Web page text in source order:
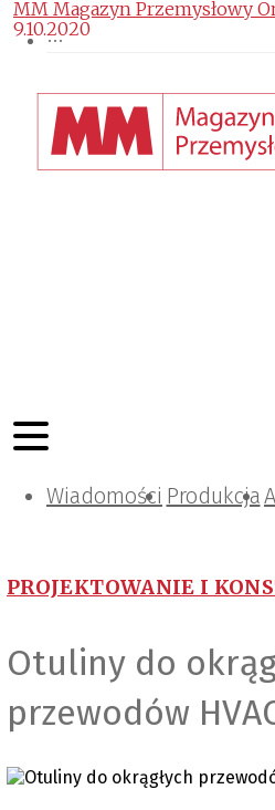
Wiadomości Produkcja
Projektowanie i
Zarządzanie i IT
Tematy specjalne
PROJEKTOWANIE I
Otuliny do
przewodów
MM Magazyn Przemysłowy
9.10.2020